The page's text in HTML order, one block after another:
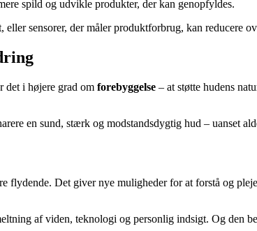
spild og udvikle produkter, der kan genopfyldes.
sensorer, der måler produktforbrug, kan reducere
det i højere grad om forebyggelse – at støtte hudens
en sund, stærk og modstandsdygtig hud – uanset
Det giver nye muligheder for at forstå og
af viden, teknologi og personlig indsigt. Og den